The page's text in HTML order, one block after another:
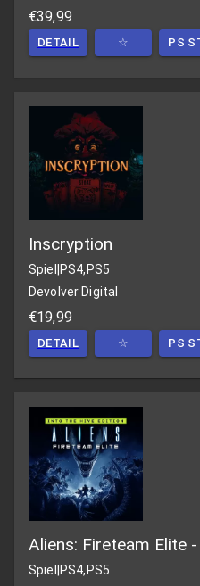
€39,99
DETAIL ☆ PS
Inscryption
Spiel
PS4,PS5
Devolver Digital
€19,99
DETAIL ☆ PS
Aliens: Fireteam Elite
Spiel|PS4,PS5